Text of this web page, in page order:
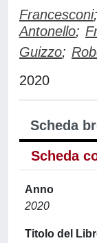
Francesconi;
Antonello;
Guizzo;
2020
Scheda
Scheda
Anno
2020
Titolo del